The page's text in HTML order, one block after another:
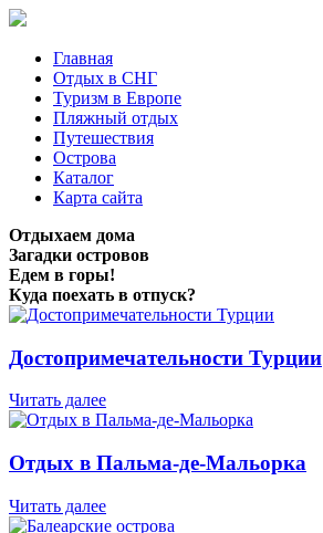
Главная
Отдых в СНГ
Туризм в Европе
Пляжный отдых
Путешествия
Острова
Каталог
Карта сайта
Отдыхаем дома
Загадки островов
Едем в горы!
Куда поехать в отпуск?
Достопримечательности Турции
Читать далее
Отдых в Пальма-де-Мальорка
Читать далее